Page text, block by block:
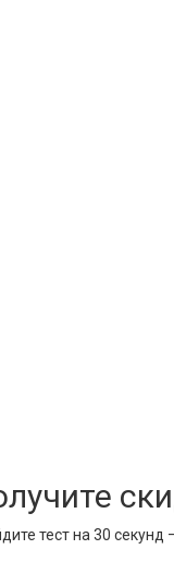
тест на 30